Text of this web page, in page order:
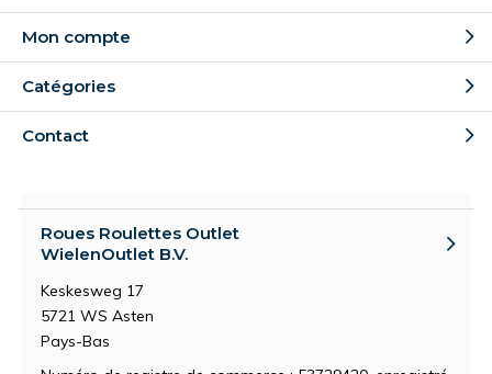
Mon compte
Catégories
Contact
Roues Roulettes Outlet
WielenOutlet B.V.
Keskesweg 17
5721 WS Asten
Pays-Bas